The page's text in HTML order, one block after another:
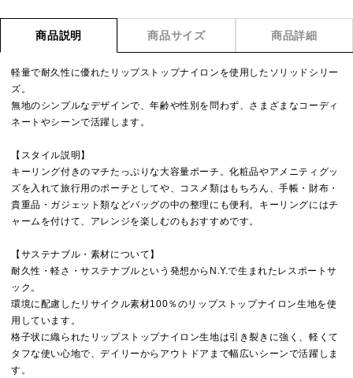
商品説明 商品サイズ 商品詳細
軽量で耐久性に優れたリップストップナイロンを使用したソリッドシリー
ズ。
無地のシンプルなデザインで、年齢や性別を問わず、さまざまなコーディ
ネートやシーンで活躍します。
【スタイル説明】
キーリング付きのマチたっぷりな大容量ポーチ。化粧品やアメニティグッ
ズを入れて旅行用のポーチとしてや、コスメ類はもちろん、手帳・財布・
貴重品・ガジェット類などバッグの中の整理にも便利。キーリングにはチ
ャームを付けて、アレンジを楽しむのもおすすめです。
【サステナブル・素材について】
耐久性・軽さ・サステナブルという発想からN.Y.で生まれたレスポートサ
ック。
環境に配慮したリサイクル素材100％のリップストップナイロン生地を使
用しています。
格子状に織られたリップストップナイロン生地は引き裂きに強く、軽くて
タフな使い心地で、デイリーからアウトドアまで幅広いシーンで活躍しま
す。